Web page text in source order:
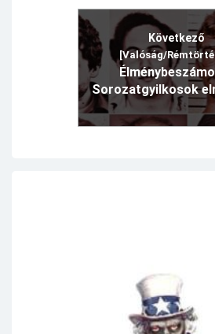
Következő
[Valóság/
Sorozatgyilkosok